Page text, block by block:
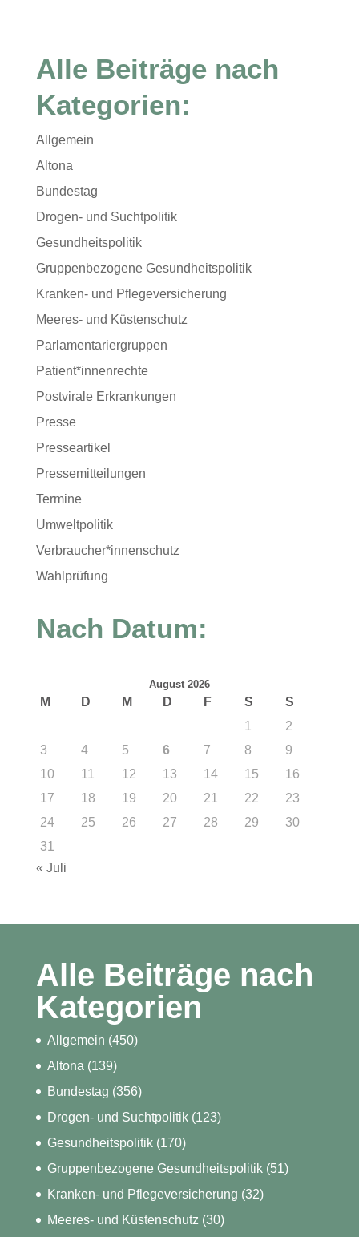
Alle Beiträge nach
Kategorien:
Allgemein
Altona
Bundestag
Drogen- und Suchtpolitik
Gesundheitspolitik
Gruppenbezogene Gesundheitspolitik
Kranken- und Pflegeversicherung
Meeres- und Küstenschutz
Parlamentariergruppen
Patient*innenrechte
Postvirale Erkrankungen
Presse
Presseartikel
Pressemitteilungen
Termine
Umweltpolitik
Verbraucher*innenschutz
Wahlprüfung
Nach Datum:
August 2026
M D M D F S
S
1
2
3
4 5 6 7 8
9
10
11 12 13 14 15
16
17
18 19 20 21 22
23
24
25 26 27 28 29
30
31
« Juli
Alle Beiträge nach
Kategorien
Allgemein (450)
Altona (139)
Bundestag (356)
Drogen- und Suchtpolitik(123)
Gesundheitspolitik(170)
Gruppenbezogene Gesundheitspolitik(51)
Kranken- und Pflegeversicherung (32)
Meeres- und Küstenschutz (30)